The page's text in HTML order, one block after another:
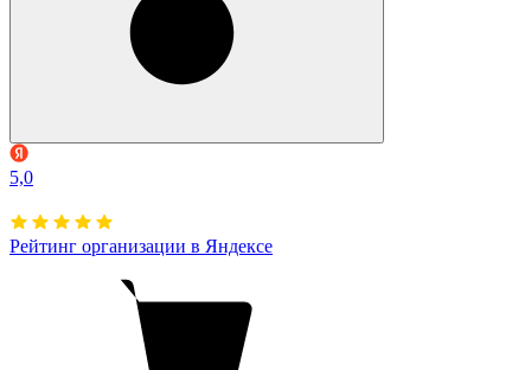
5,0
Рейтинг организации в Яндексе